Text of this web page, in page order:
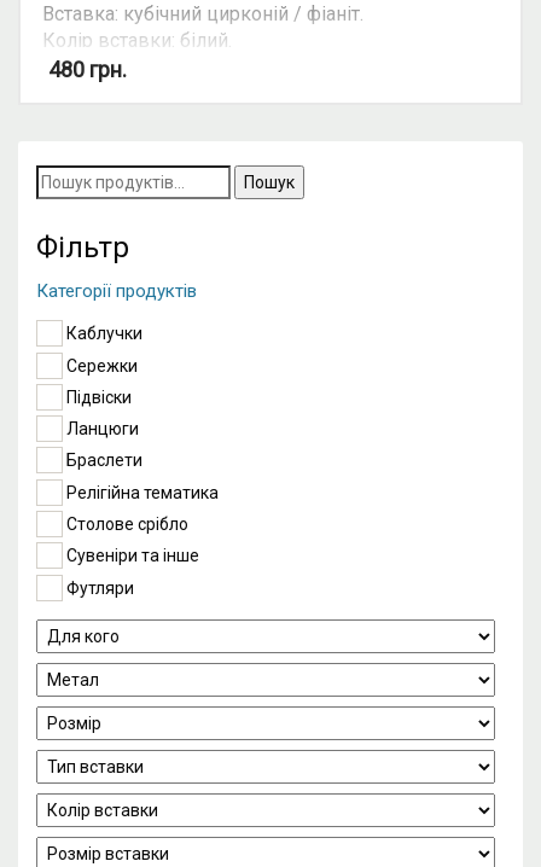
Вставка: кубічний цирконій / фіаніт.
Колір вставки: білий.
Можливість комплекту: так.
480 грн.
Пошук
за
запитом:
Фільтр
Категорії продуктів
Каблучки
Сережки
Підвіски
Ланцюги
Браслети
Релігійна тематика
Столове срібло
Сувеніри та інше
Футляри